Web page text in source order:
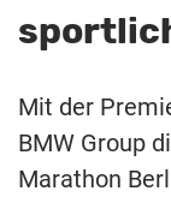
Mit der
BMW Group
Marathon